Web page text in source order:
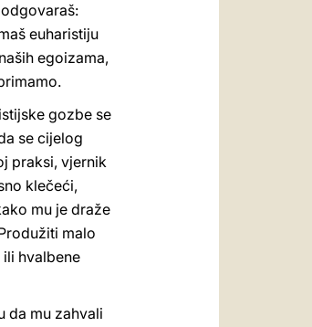
euharistiju
egoizama,
gozbe se
se cijelog
praksi, vjernik
klečeći,
mu je draže
malo
hvalbene
da mu zahvali